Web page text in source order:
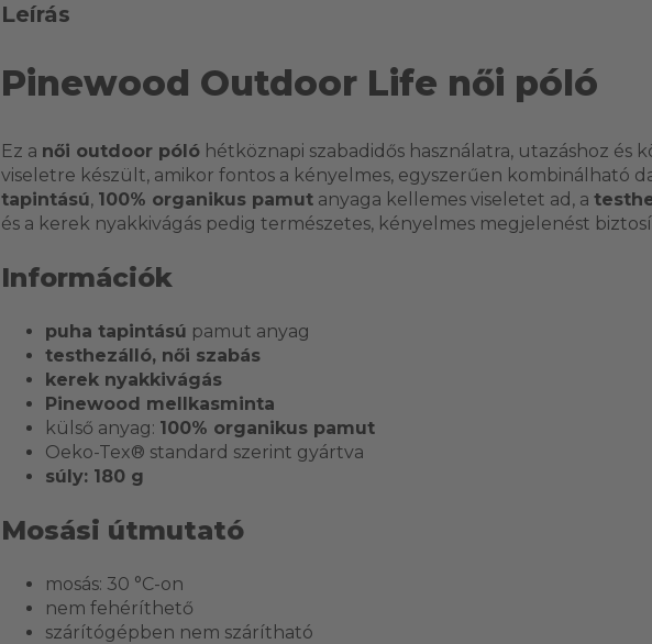
Leírás
Pinewood Outdoor Life női póló
Ez a női outdoor póló hétköznapi szabadidős használatra, utazáshoz és
viseletre készült, amikor fontos a kényelmes, egyszerűen kombinálható
tapintású, 100% organikus pamut anyaga kellemes viseletet ad, a
és a kerek nyakkivágás pedig természetes, kényelmes megjelenést
Információk
puha tapintású pamut anyag
testhezálló, női szabás
kerek nyakkivágás
Pinewood mellkasminta
külső anyag: 100% organikus pamut
Oeko-Tex® standard szerint gyártva
súly: 180 g
Mosási útmutató
mosás: 30 °C-on
nem fehéríthető
szárítógépben nem szárítható